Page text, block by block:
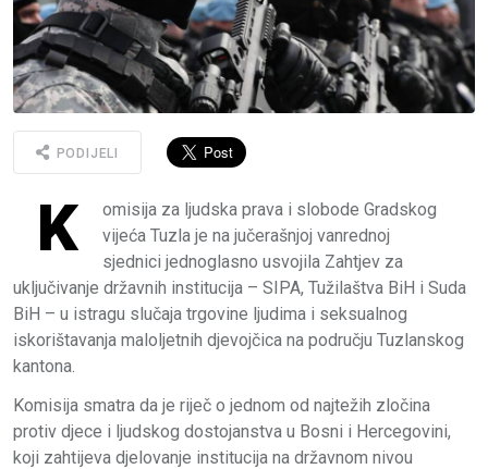
PODIJELI
K
omisija za ljudska prava i slobode Gradskog
vijeća Tuzla je na jučerašnjoj vanrednoj
sjednici jednoglasno usvojila Zahtjev za
uključivanje državnih institucija – SIPA, Tužilaštva BiH i Suda
BiH – u istragu slučaja trgovine ljudima i seksualnog
iskorištavanja maloljetnih djevojčica na području Tuzlanskog
kantona.
Komisija smatra da je riječ o jednom od najtežih zločina
protiv djece i ljudskog dostojanstva u Bosni i Hercegovini,
koji zahtijeva djelovanje institucija na državnom nivou